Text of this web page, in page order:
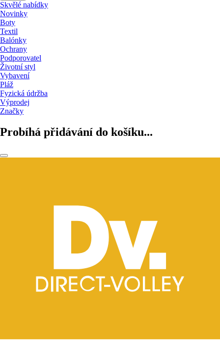
Skvělé nabídky
Novinky
Boty
Textil
Balónky
Ochrany
Podporovatel
Životní styl
Vybavení
Pláž
Fyzická údržba
Výprodej
Značky
Probíhá přidávání do košíku...